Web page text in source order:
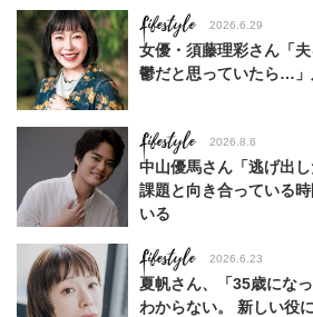
Lifestyle 2026.6.29
女優・須藤理彩さん「夫
鬱だと思っていたら…
Lifestyle 2026.8.6
中山優馬さん「逃げ出し
課題と向き合っている
いる
Lifestyle 2026.6.23
夏帆さん、「35歳にな
わからない。 新しい役